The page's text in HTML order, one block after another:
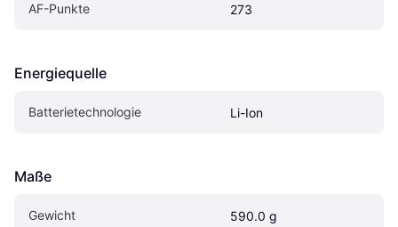
AF-Punkte 273
Energiequelle
Batterietechnologie Li-Ion
Maße
Gewicht 590.0 g